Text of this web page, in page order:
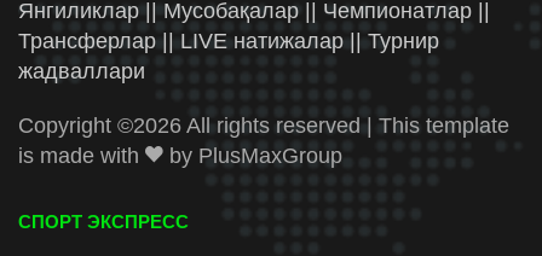
Янгиликлар || Мусобақалар || Чемпионатлар ||
Трансферлар || LIVE натижалар || Турнир
жадваллари
Copyright ©2026 All rights reserved | This template
is made with
by PlusMaxGroup
СПОРТ ЭКСПРЕСС